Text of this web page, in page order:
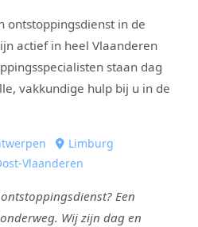
ontstoppingsdienst in de
actief in heel Vlaanderen
staan dag
vakkundige hulp bij u in de
Limburg
Vlaanderen
Een
Wij zijn dag en